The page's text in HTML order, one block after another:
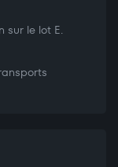
sur le lot E.